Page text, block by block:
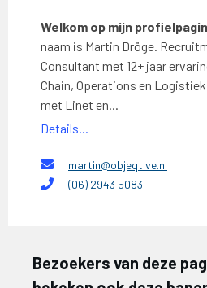
Welkom op mijn
naam is Martin Dröge.
Consultant met 12+ jaar
Chain, Operations en
met Linet en...
Details...
martin@objeqtive.nl
(06) 2943 5083
Bezoekers van deze